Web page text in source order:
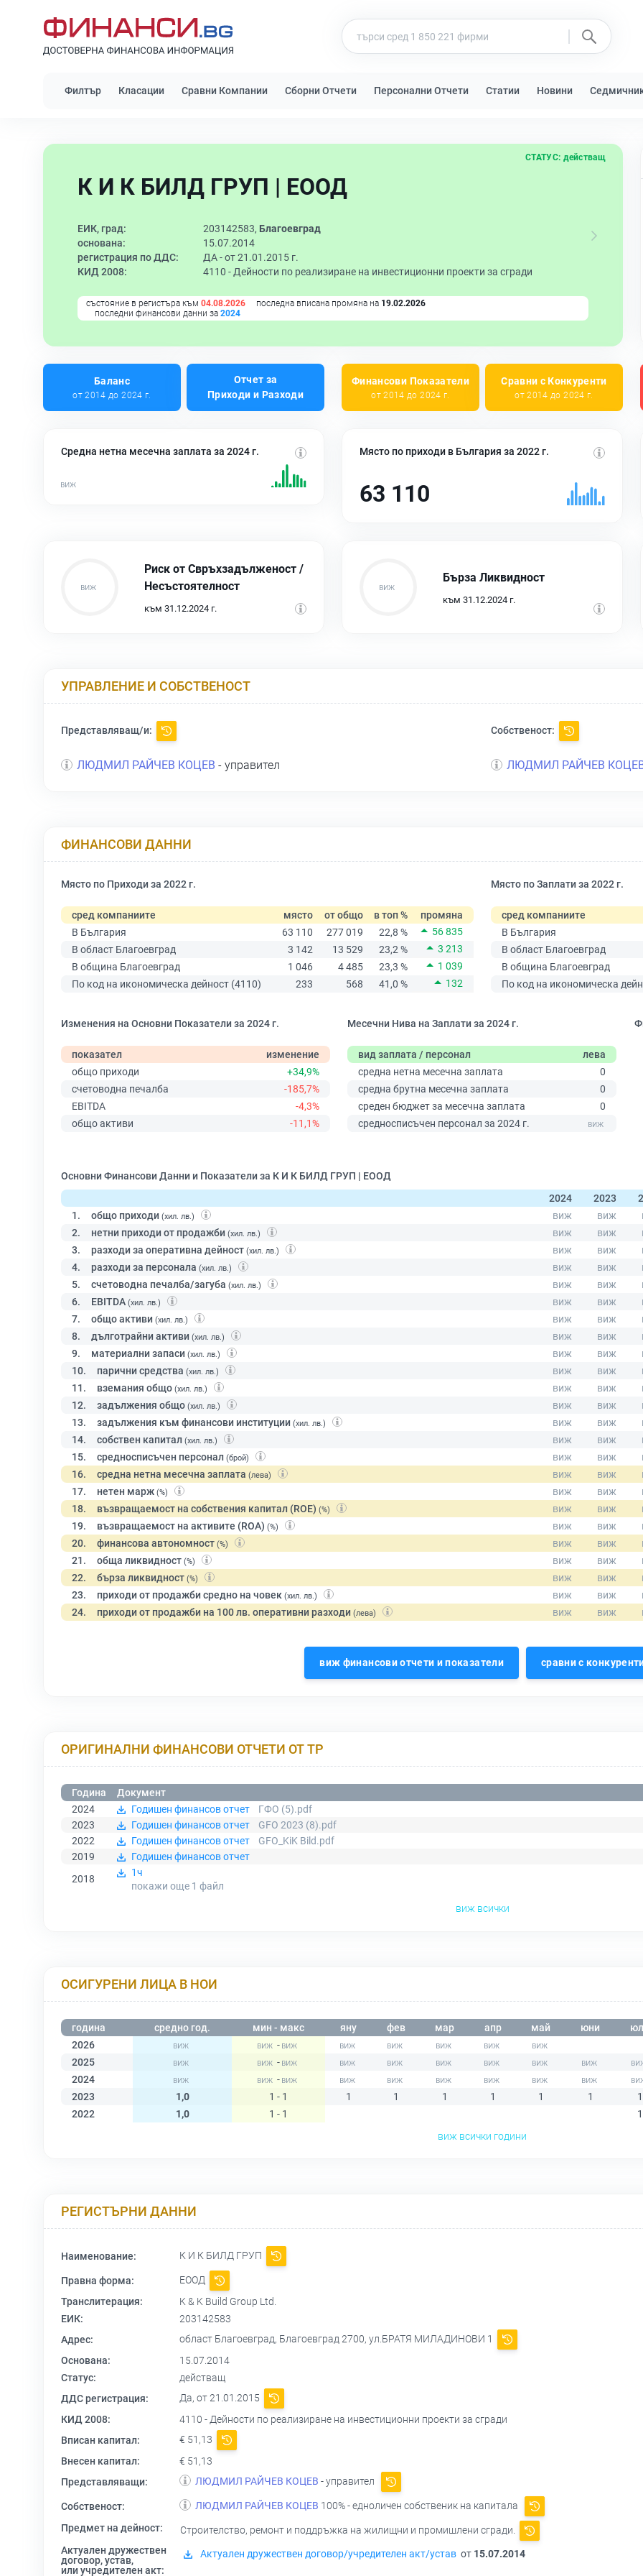
Филтър Класации Сравни Компании Сборни Отчети Персонални Отчети Статии Новини
К И К БИЛД ГРУП | ЕООД
СТАТУС: действащ
ЕИК, град: 203142583, Благоевград
основана:
15.07.2014
регистрация по ДДС:
ДА - от 21.01.2015 г.
КИД 2008:
4110 - Дейности по реализиране на инвестиционни проекти за сгради
състояние в регистъра към 04.08.2026 последна вписана промяна на 19.02.2026
последни финансови данни за 2024
Баланс
от 2014 до 2024 г.
Отчет за
Приходи и Разходи
Финансови Показатели
от 2014 до 2024 г.
Сравни с Конкуренти
от 2014 до 2024 г.
Средна нетна месечна заплата за 2024 г. Място по приходи в България за 2022 г.
63 110
Риск от Свръхзадълженост /
Несъстоятелност
към 31.12.2024 г.
Бърза Ликвидност
към 31.12.2024 г.
УПРАВЛЕНИЕ И СОБСТВЕНОСТ
Представляващ/и:
ЛЮДМИЛ РАЙЧЕВ КОЦЕВ - управител
Собственост:
ЛЮДМИЛ РАЙЧЕВ
ФИНАНСОВИ ДАННИ
Място по Приходи за 2022 г.
сред компаниите място от общо в топ %
промяна
В България
63 110 277 019 22,8 %
56 835
В област Благоевград
3 142 13 529 23,2 %
3 213
В община Благоевград
1 046 4 485 23,3 %
1 039
По код на икономическа дейност (4110)
233 568 41,0 % 132
Място по Заплати за 2022 г.
сред компаниите
В България
В област Благоевград
В община Благоевград
По код на икономическа
Изменения на Основни Показатели за 2024 г.
показател
изменение
общо приходи
+34,9%
счетоводна печалба
-185,7%
EBITDA
-4,3%
общо активи
-11,1%
Месечни Нива на Заплати за 2024 г.
вид заплата / персонал
лева
средна нетна месечна заплата
0
средна брутна месечна заплата
0
среден бюджет за месечна заплата
0
средносписъчен персонал за 2024 г.
Основни Финансови Данни и Показатели за К И К БИЛД ГРУП | ЕООД
2024
2023
1.
общо приходи (хил. лв.)
2. нетни приходи от продажби (хил. лв.)
3. разходи за оперативна дейност (хил. лв.)
4. разходи за персонала (хил. лв.)
5. счетоводна печалба/загуба (хил. лв.)
6. EBITDA (хил. лв.)
7. общо активи (хил. лв.)
8. дълготрайни активи (хил. лв.)
9. материални запаси (хил. лв.)
10. парични средства (хил. лв.)
11. вземания общо (хил. лв.)
12. задължения общо (хил. лв.)
13. задължения към финансови институции (хил. лв.)
14. собствен капитал (хил. лв.)
15. средносписъчен персонал (брой)
16. средна нетна месечна заплата (лева)
17. нетен марж (%)
18. възвращаемост на собствения капитал (ROE) (%)
19. възвращаемост на активите (ROA) (%)
20. финансова автономност (%)
21. обща ликвидност (%)
22. бърза ликвидност (%)
23. приходи от продажби средно на човек (хил. лв.)
24. приходи от продажби на 100 лв. оперативни разходи (лева)
виж финансови отчети и показатели сравни с
ОРИГИНАЛНИ ФИНАНСОВИ ОТЧЕТИ ОТ ТР
Година
Документ
2024
Годишен финансов отчет
ГФО (5).pdf
2023
Годишен финансов отчет
GFO 2023 (8).pdf
2022
Годишен финансов отчет
GFO_KiK Bild.pdf
2019
Годишен финансов отчет
2018
1ч
покажи още 1 файл
виж всички
ОСИГУРЕНИ ЛИЦА В НОИ
година средно год. мин - макс яну фев мар апр май юни
2026
-
2025
-
2024
-
2023
1,0 1 - 1 1 1 1 1 1 1
1
2022
1,0 1 - 1
1
виж всички години
РЕГИСТЪРНИ ДАННИ
Наименование: К И К БИЛД ГРУП
Правна форма:
ЕООД
Транслитерация:
K & K Build Group Ltd.
ЕИК:
203142583
Адрес:
област Благоевград, Благоевград 2700, ул.БРАТЯ МИЛАДИНОВИ 1
Основана:
15.07.2014
Статус:
действащ
ДДС регистрация:
Да, от 21.01.2015
КИД 2008:
4110 - Дейности по реализиране на инвестиционни проекти за сгради
Вписан капитал:
€ 51,13
Внесен капитал:
€ 51,13
Представляващи:
ЛЮДМИЛ РАЙЧЕВ КОЦЕВ - управител
Собственост: ЛЮДМИЛ РАЙЧЕВ КОЦЕВ 100% - едноличен собственик на капитала
Предмет на дейност:
Строителство, ремонт и поддръжка на жилищни и промишлени сгради.
Актуален дружествен
договор, устав,
или учредителен акт:
Актуален дружествен договор/учредителен акт/устав от 15.07.2014